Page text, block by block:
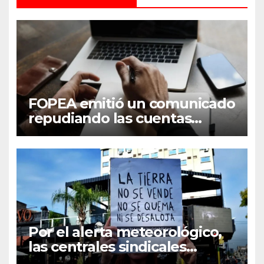
FOPEA emitió un comunicado
repudiando las cuentas
pseudo periodísticas de
Instagram en Mar del Plata
Por el alerta meteorológico,
las centrales sindicales